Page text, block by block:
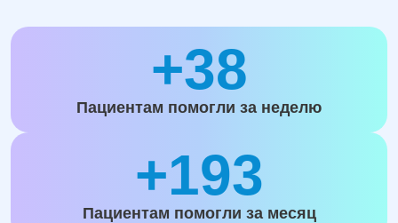
+38
Пациентам помогли за неделю
+193
Пациентам помогли за месяц